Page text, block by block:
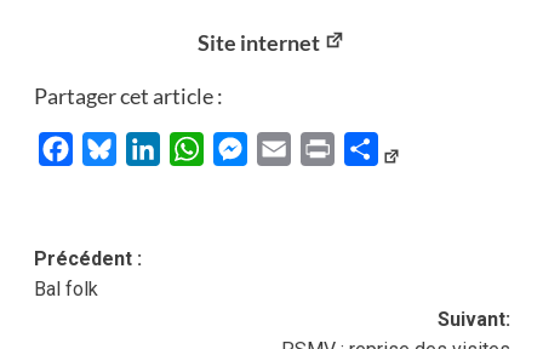
Site internet
Partager cet article :
FacebookBlueskyLinkedInWhatsAppMessenger
Email Print Partager
Navigation
d’article
Précédent :
Bal folk
Suivant: